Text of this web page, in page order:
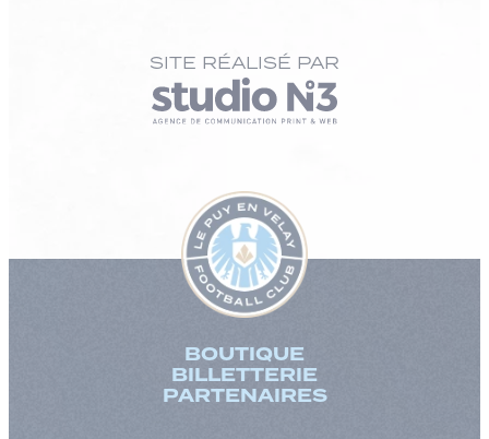
SITE RÉALISÉ PAR
BOUTIQUE
BILLETTERIE
PARTENAIRES